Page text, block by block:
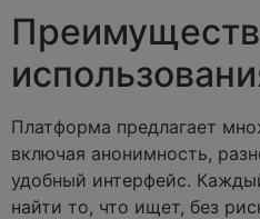
Платформа предлагает
включая анонимность,
удобный интерфейс.
найти то, что ищет, без